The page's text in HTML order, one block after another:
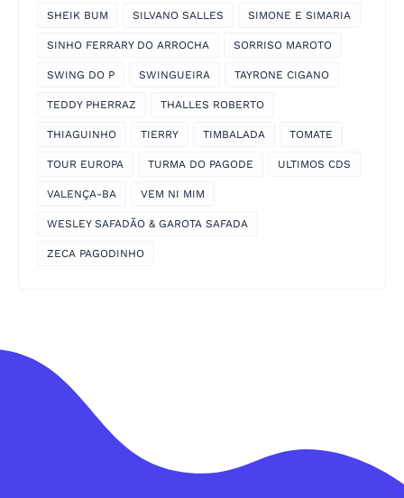
SHEIK BUM SILVANO SALLES SIMONE E SIMARIA
SINHO FERRARY DO ARROCHA SORRISO MAROTO
SWING DO P SWINGUEIRA TAYRONE CIGANO
TEDDY PHERRAZ THALLES ROBERTO
THIAGUINHO TIERRY TIMBALADA TOMATE
TOUR EUROPA TURMA DO PAGODE ULTIMOS CDS
VALENÇA-BA VEM NI MIM
WESLEY SAFADÃO & GAROTA SAFADA
ZECA PAGODINHO